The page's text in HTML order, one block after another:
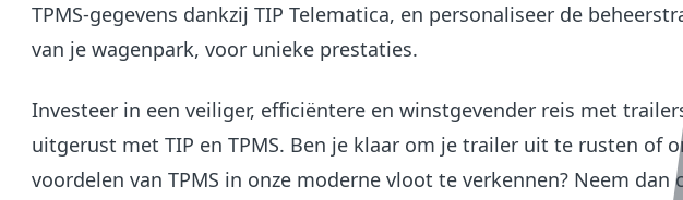
TPMS-gegevens dankzij TIP Telematica, en personaliseer de
van je wagenpark, voor unieke prestaties.
Investeer in een veiliger, efficiëntere en winstgevender reis met
uitgerust met TIP en TPMS. Ben je klaar om je trailer uit te rusten of
voordelen van TPMS in onze moderne vloot te verkennen? Neem dan